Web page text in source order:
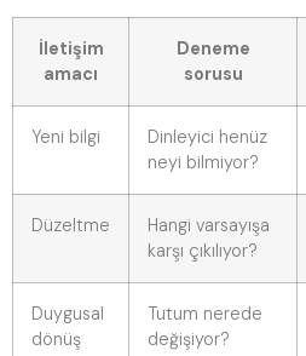
İletişim
amacı
Deneme
sorusu
Yeni bilgi
Dinleyici henüz
neyi bilmiyor?
Düzeltme
Hangi varsayışa
karşı çıkılıyor?
Duygusal
dönüş
Tutum nerede
değişiyor?